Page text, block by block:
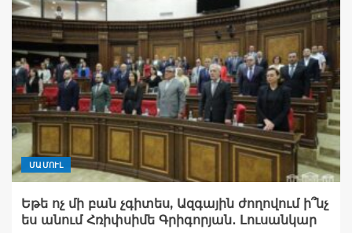
ՄԱՄՈՒԼ
Եթե ոչ մի բան չգիտես, Ազգային ժողովում ի՞նչ
ես անում Հռիփսիմե Գրիգորյան․ Լուսանկար